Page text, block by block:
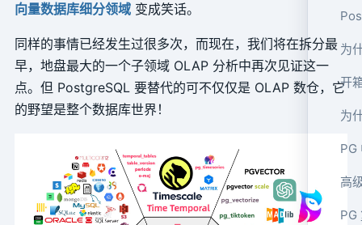
为
开
为
PG
高
PG
向量数据库细分领域变成笑话。
同样的事情已经发生过很多次，而现在，我们将在拆分最
早，地盘最大的一个子领域 OLAP 分析中再次见证这一
点。但 PostgreSQL 要替代的可不仅仅是 OLAP 数仓，它
的野望是整个数据库世界！